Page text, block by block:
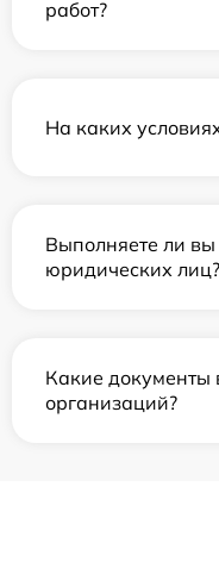
работ?
На каких
Выполняете ли
юридических лиц?
Какие документы
организаций?